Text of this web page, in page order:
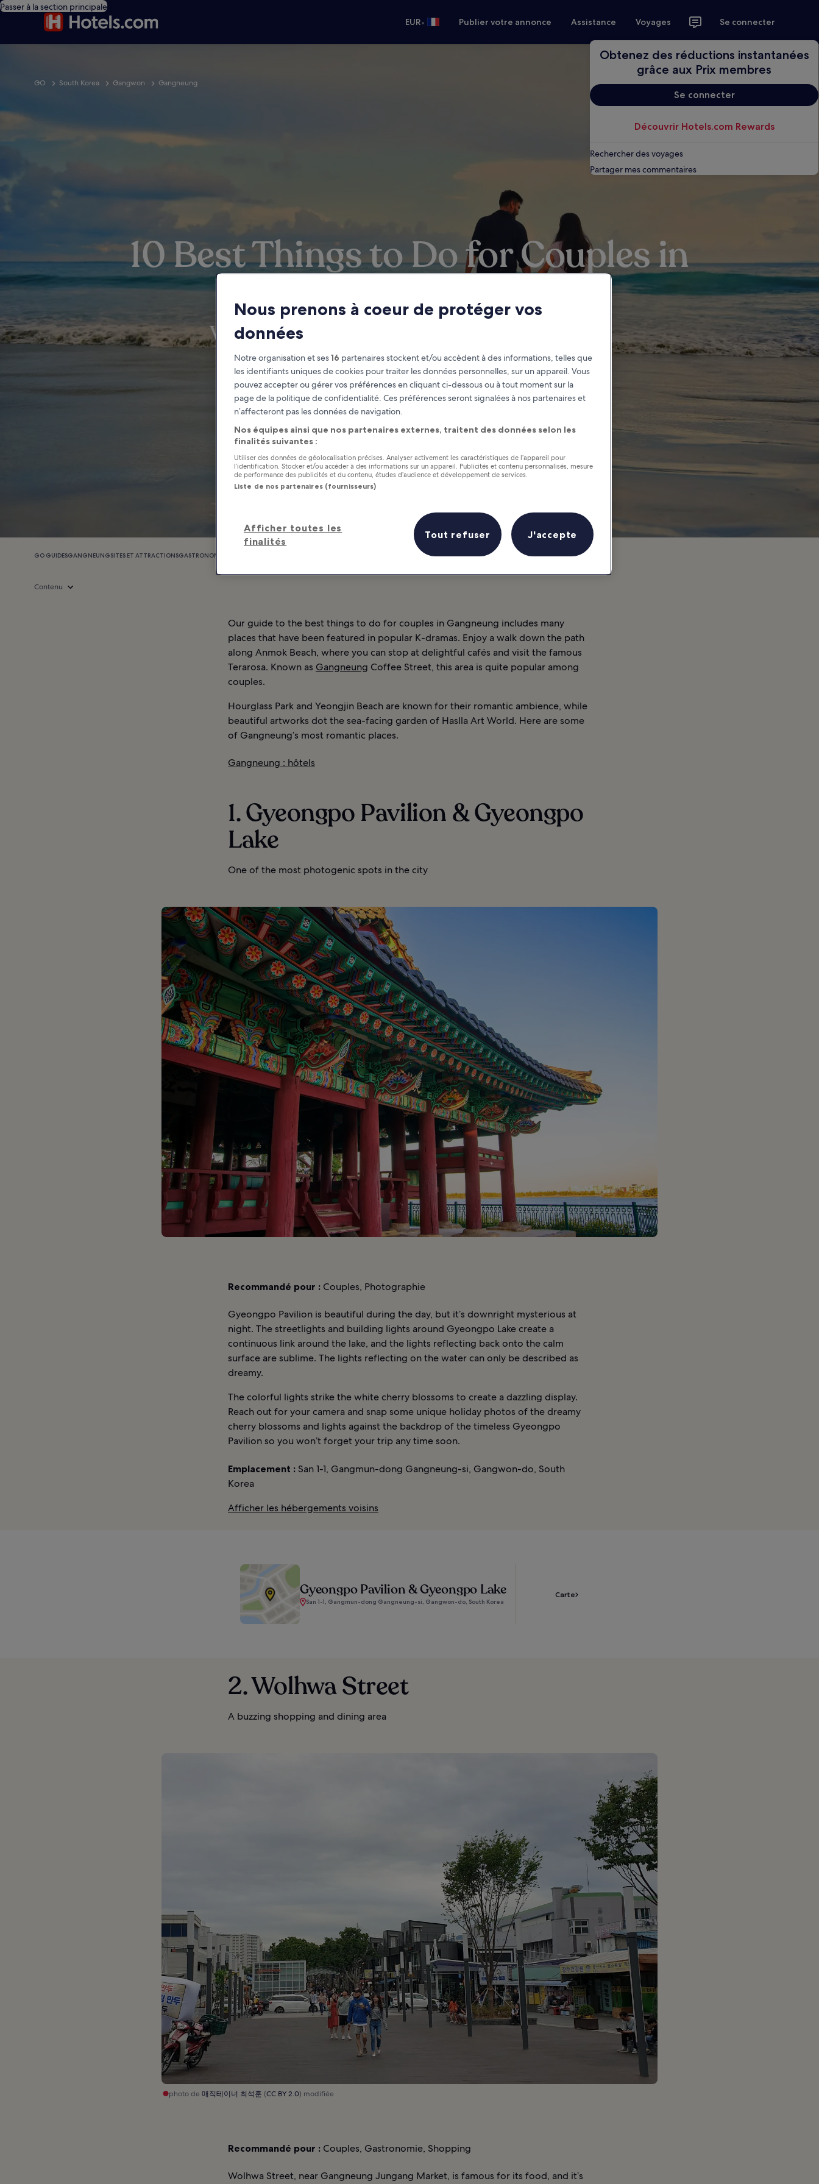
Passer à la section principale
EUR• Publier votre annonce Assistance Voyages Se connecter
Obtenez des réductions instantanées
grâce aux Prix membres
Se connecter
Découvrir Hotels.com Rewards
Rechercher des voyages
Partager mes commentaires
GO South Korea Gangwon Gangneung
10 Best Things to Do for Couples in
Gangneung
What to Do on a Romantic Trip to Gangneung?
GO GUIDESGANGNEUNGSITES ET ATTRACTIONSGASTRONOMIE
Contenu
Our guide to the best things to do for couples in Gangneung includes many
places that have been featured in popular K-dramas. Enjoy a walk down the path
along Anmok Beach, where you can stop at delightful cafés and visit the famous
Terarosa. Known as Gangneung Coffee Street, this area is quite popular among
couples.
Hourglass Park and Yeongjin Beach are known for their romantic ambience, while
beautiful artworks dot the sea-facing garden of Haslla Art World. Here are some
of Gangneung’s most romantic places.
Gangneung : hôtels
1. Gyeongpo Pavilion & Gyeongpo
Lake
One of the most photogenic spots in the city
Recommandé pour : Couples, Photographie
Gyeongpo Pavilion is beautiful during the day, but it’s downright mysterious at
night. The streetlights and building lights around Gyeongpo Lake create a
continuous link around the lake, and the lights reflecting back onto the calm
surface are sublime. The lights reflecting on the water can only be described as
dreamy.
The colorful lights strike the white cherry blossoms to create a dazzling display.
Reach out for your camera and snap some unique holiday photos of the dreamy
cherry blossoms and lights against the backdrop of the timeless Gyeongpo
Pavilion so you won’t forget your trip any time soon.
Emplacement : San 1-1, Gangmun-dong Gangneung-si, Gangwon-do, South
Korea
Afficher les hébergements voisins
Gyeongpo Pavilion & Gyeongpo Lake
San 1-1, Gangmun-dong Gangneung-si, Gangwon-do, South Korea
Carte
2. Wolhwa Street
A buzzing shopping and dining area
photo de매직테이너 최석훈 (CC BY 2.0) modifiée
Recommandé pour : Couples, Gastronomie, Shopping
Wolhwa Street, near Gangneung Jungang Market, is famous for its food, and it’s
Nous prenons à coeur de protéger vos
données
Notre organisation et ses16 partenaires stockent et/ou accèdent à des informations, telles que
les identifiants uniques de cookies pour traiter les données personnelles, sur un appareil. Vous
pouvez accepter ou gérer vos préférences en cliquant ci-dessous ou à tout moment sur la
page de la politique de confidentialité. Ces préférences seront signalées à nos partenaires et
n’affecteront pas les données de navigation.
Nos équipes ainsi que nos partenaires externes, traitent des données selon les
finalités suivantes :
Utiliser des données de géolocalisation précises. Analyser activement les caractéristiques de l’appareil pour
l’identification. Stocker et/ou accéder à des informations sur un appareil. Publicités et contenu personnalisés, mesure
de performance des publicités et du contenu, études d’audience et développement de services.
Liste de nos partenaires (fournisseurs)
Afficher toutes les
finalités
Tout refuser J'accepte